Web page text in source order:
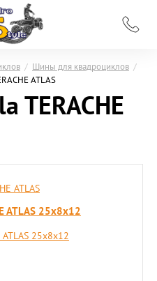
/ Шины для квадроциклов /
ATLAS
TERACHE
ATLAS 25х8х12
25х8х12